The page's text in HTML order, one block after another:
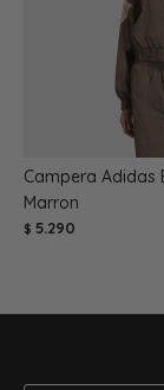
Campera Adidas
Marron
$ 5.290